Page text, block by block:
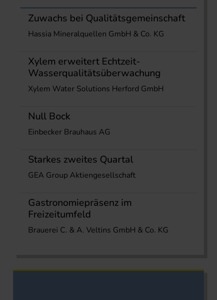
Zuwachs bei Qualitätsgemeinschaft
Hassia Mineralquellen GmbH & Co. KG
Xylem erweitert Echtzeit-
Wasserqualitätsüberwachung
Xylem Water Solutions Herford GmbH
Null Bock
Einbecker Brauhaus AG
Starkes zweites Quartal
GEA Group Aktiengesellschaft
Gastronomiepräsenz im
Freizeitumfeld
Brauerei C. & A. Veltins GmbH & Co. KG